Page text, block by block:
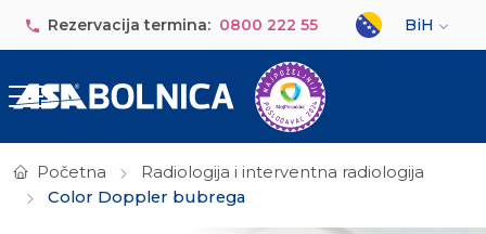
Rezervacija termina: 0800 222 55
Select your
BiH
Početna
Radiologija i interventna radiologija
Color Doppler bubrega